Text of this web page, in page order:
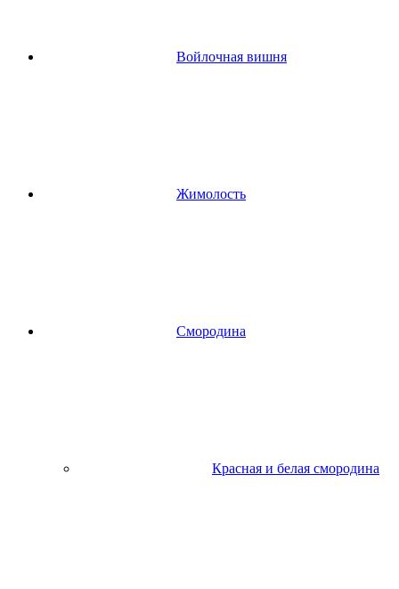
Войлочная вишня
Жимолость
Смородина
Красная и белая смородина